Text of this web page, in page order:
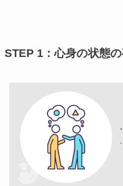
STEP 1：心身の状態